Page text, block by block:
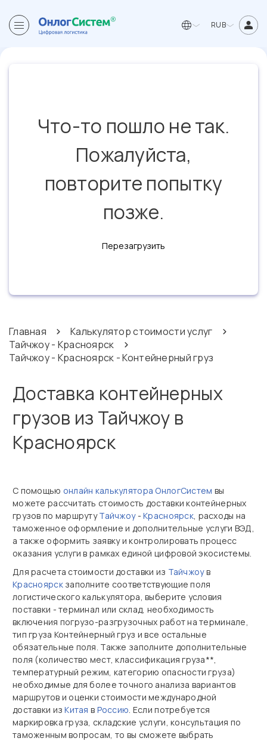
RUB
Что-то пошло не так.
Пожалуйста,
повторите попытку
позже.
Перезагрузить
Главная
Калькулятор стоимости услуг
Тайчжоу - Красноярск
Тайчжоу - Красноярск - Контейнерный груз
Доставка контейнерных
грузов из Тайчжоу в
Красноярск
С помощью онлайн калькулятора ОнлогСистем вы
можете рассчитать стоимость доставки контейнерных
грузов по маршрутуТайчжоу-Красноярск, расходы на
таможенное оформление и дополнительные услуги ВЭД,
а также оформить заявку и контролировать процесс
оказания услуги в рамках единой цифровой экосистемы.
Для расчета стоимости доставки из Тайчжоув
Красноярскзаполните соответствующие поля
логистического калькулятора, выберите условия
поставки - терминал или склад, необходимость
включения погрузо-разгрузочных работ на терминале,
тип груза Контейнерный груз и все остальные
обязательные поля. Также заполните дополнительные
поля (количество мест, классификация груза**,
температурный режим, категорию опасности груза)
необходимые для более точного анализа вариантов
маршрутов и оценки стоимости международной
доставки изКитая в Россию. Если потребуется
маркировка груза, складские услуги, консультация по
таможенным вопросам, то вы сможете выбрать